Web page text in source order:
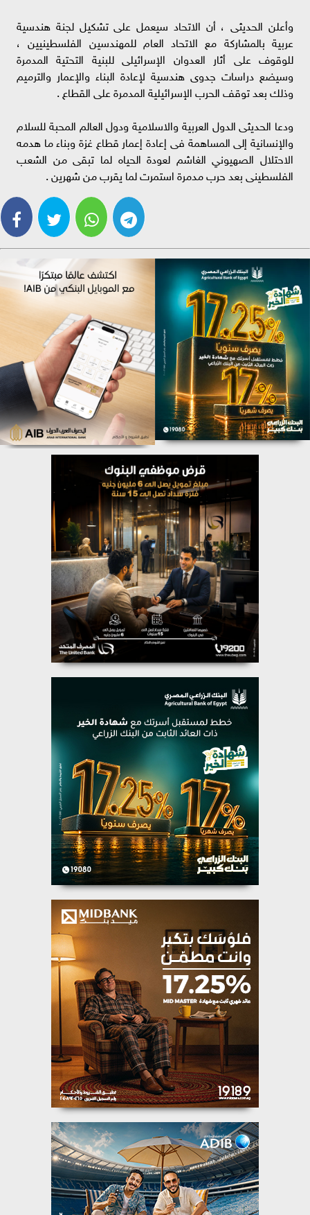
وأعلن الحديثى ، أن الاتحاد سيعمل على تشكيل لجنة هندسية
عربية بالمشاركة مع الاتحاد العام للمهندسين الفلسطينيين ،
للوقوف على أثار العدوان الإسرائيلى للبنية التحتية المدمرة
وسيضع دراسات جدوى هندسية لإعادة البناء والإعمار والترميم
وذلك بعد توقف الحرب الإسرائيلية المدمرة على القطاع .
ودعا الحديثى الدول العربية والاسلامية ودول العالم المحبة للسلام
والإنسانية إلى المساهمة فى إعادة إعمار قطاع غزة وبناء ما هدمه
الاحتلال الصهيوني الغاشم لعودة الحياه لما تبقى من الشعب
الفلسطينى بعد حرب مدمرة استمرت لما يقرب من شهرين .